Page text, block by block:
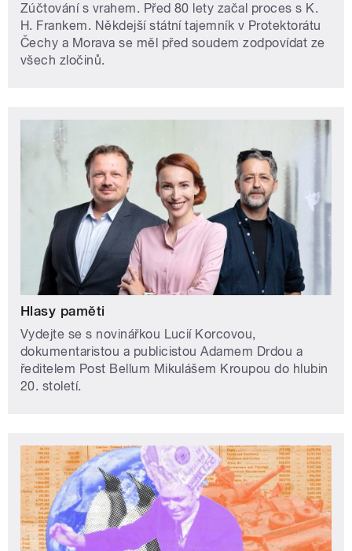
Zúčtování s vrahem. Před 80 lety začal proces s K.
H. Frankem. Někdejší státní tajemník v Protektorátu
Čechy a Morava se měl před soudem zodpovídat ze
všech zločinů.
Hlasy paměti
Vydejte se s novinářkou Lucií Korcovou,
dokumentaristou a publicistou Adamem Drdou a
ředitelem Post Bellum Mikulášem Kroupou do hlubin
20. století.